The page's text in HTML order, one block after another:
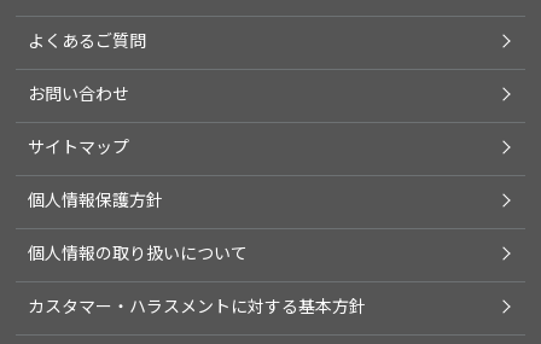
よくあるご質問
お問い合わせ
サイトマップ
個人情報保護方針
個人情報の取り扱いについて
カスタマー・ハラスメントに対する基本方針